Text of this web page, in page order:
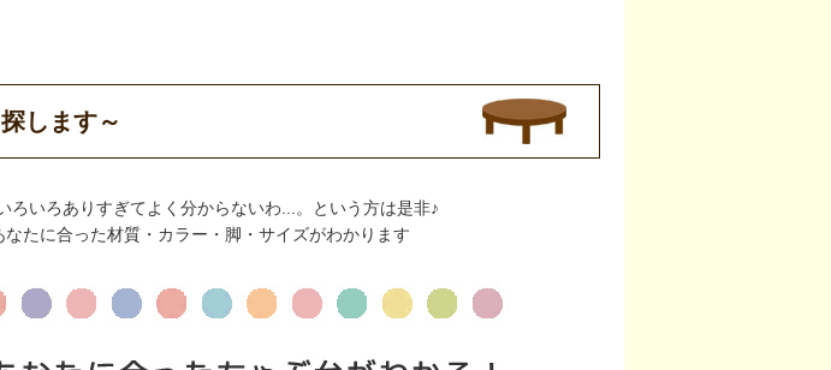
します～
ろいろありすぎてよく分からないわ...。という方は是非♪
なたに合った材質・カラー・脚・サイズがわかります